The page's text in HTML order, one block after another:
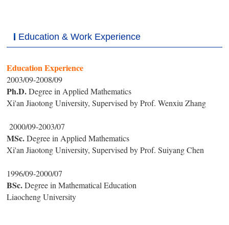
Education & Work Experience
Education Experience
2003/09-2008/09
Ph.D.Degree in Applied Mathematics
Xi'an Jiaotong University, Supervised by Prof. Wenxiu Zhang
2000/09-2003/07
MSc.Degree in Applied Mathematics
Xi'an Jiaotong University, Supervised by Prof. Suiyang Chen
1996/09-2000/07
BSc.Degree in Mathematical Education
Liaocheng University